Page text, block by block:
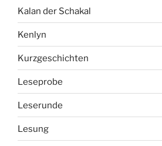
Kalan der Schakal
Kenlyn
Kurzgeschichten
Leseprobe
Leserunde
Lesung